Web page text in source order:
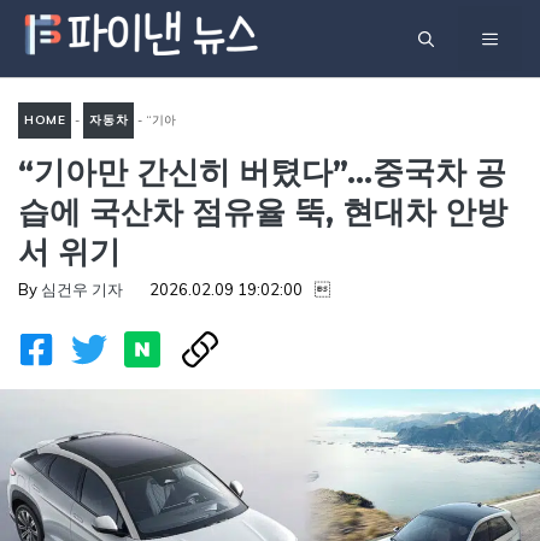
츠
메
HOME - 자동차 - “기아
만 간신히 버텼다”…중국차 공
습에 국산차 점유율 뚝, 현대
차 안방서 위기
“기아만 간신히 버텼다”…중국차 공
습에 국산차 점유율 뚝, 현대차 안방
서 위기
By 심건우 기자 2026.02.09 19:02:00 